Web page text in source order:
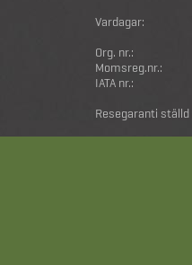
Vardagar:
Org. nr.:
Momsreg.nr.:
IATA nr.:
Resegaranti